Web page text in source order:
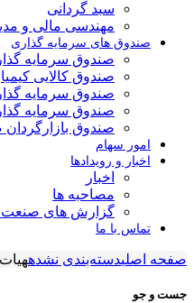
سبد گردانی
مهندسی مالی و
صندوق های سرمایه گذاری
صندوق سرمایه
صندوق کالایی کیمیا
صندوق سرمایه
صندوق سرمایه
صندوق
امور سهام
اخبار و رویدادها
اخبار
مصاحبه ها
گزارش های
تماس با ما
صفحه اصلیدسته‌بندی نشده
جست و جو